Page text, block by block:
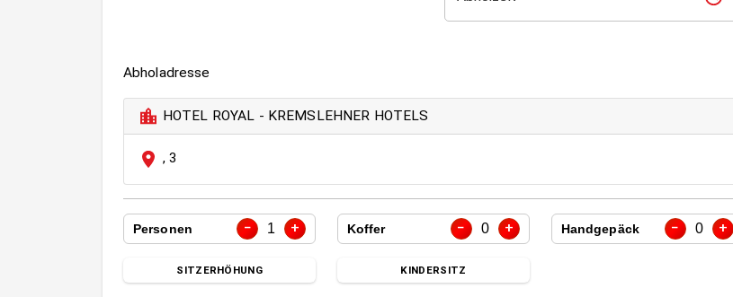
Abholadresse
HOTEL ROYAL - KREMSLEHNER HOTELS
,3
Personen − 1 + Koffer − 0 + Handgepäck − 0 +
SITZERHÖHUNG KINDERSITZ